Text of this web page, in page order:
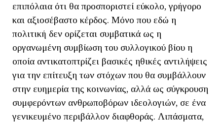
επιπόλαια ότι θα προσποριστεί εύκολο, γρήγορο
και αξιοσέβαστο κέρδος. Μόνο που εδώ η
πολιτική δεν ορίζεται συμβατικά ως η
οργανωμένη συμβίωση του συλλογικού βίου η
οποία αντικατοπτρίζει βασικές ηθικές αντιλήψεις
για την επίτευξη των στόχων που θα συμβάλλουν
στην ευημερία της κοινωνίας, αλλά ως σύγκρουση
συμφερόντων ανθρωποβόρων ιδεολογιών, σε ένα
γενικευμένο περιβάλλον διαφθοράς. Λιπάσματα,